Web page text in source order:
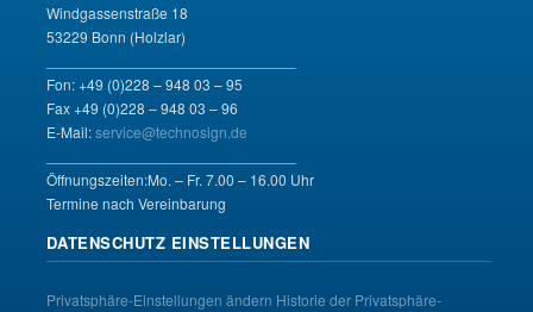
Windgassenstraße 18
53229 Bonn (Holzlar)
Fon: +49 (0)228 – 948 03 – 95
Fax +49 (0)228 – 948 03 – 96
E-Mail:service@technosign.de
Öffnungszeiten:Mo. – Fr. 7.00 – 16.00 Uhr
Termine nach Vereinbarung
DATENSCHUTZ EINSTELLUNGEN
Privatsphäre-Einstellungen ändern Historie der Privatsphäre-